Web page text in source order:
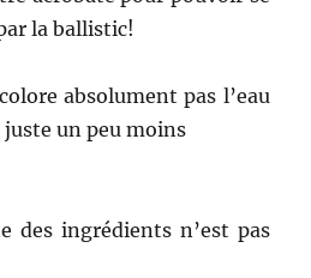
la ballistic!
absolument pas l’eau
un peu moins
des ingrédients n’est pas